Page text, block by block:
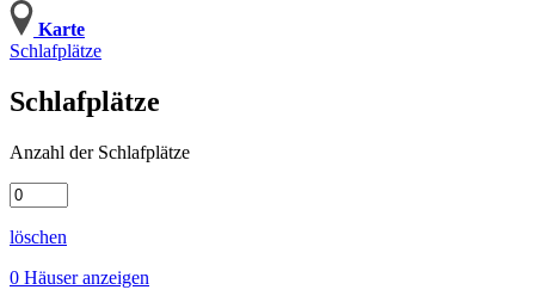
Karte
Schlafplätze
Schlafplätze
Anzahl der Schlafplätze
löschen
0 Häuser anzeigen